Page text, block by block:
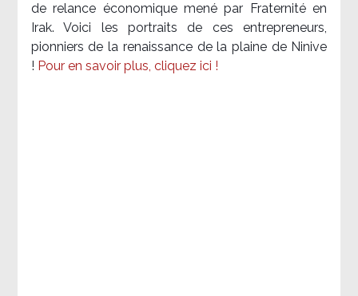
de relance économique mené par Fraternité en
Irak. Voici les portraits de ces entrepreneurs,
pionniers de la renaissance de la plaine de Ninive
! Pour en savoir plus, cliquez ici !